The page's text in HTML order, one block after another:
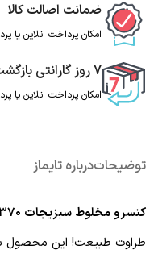
ضمانت اصالت کالا
امکان پرداخت انلاین
7 روز گارانتی بازگشت وجه
امکان پرداخت انلاین
توضیحاتدرباره تایماز
کنسرو مخلوط سبزیجات ۳۷۰ گرمی تایماز
طراوت طبیعت! این محصول